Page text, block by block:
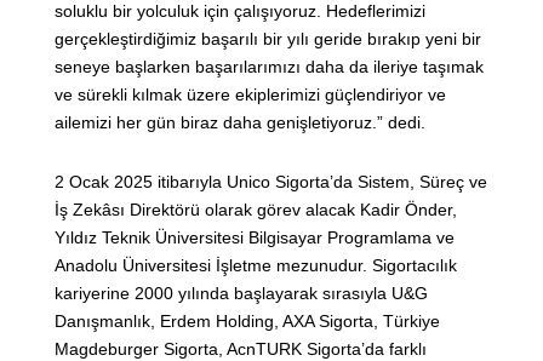
soluklu bir yolculuk için çalışıyoruz. Hedeflerimizi
gerçekleştirdiğimiz başarılı bir yılı geride bırakıp yeni bir
seneye başlarken başarılarımızı daha da ileriye taşımak
ve sürekli kılmak üzere ekiplerimizi güçlendiriyor ve
ailemizi her gün biraz daha genişletiyoruz.” dedi.
2 Ocak 2025 itibarıyla Unico Sigorta’da Sistem, Süreç ve
İş Zekâsı Direktörü olarak görev alacak Kadir Önder,
Yıldız Teknik Üniversitesi Bilgisayar Programlama ve
Anadolu Üniversitesi İşletme mezunudur. Sigortacılık
kariyerine 2000 yılında başlayarak sırasıyla U&G
Danışmanlık, Erdem Holding, AXA Sigorta, Türkiye
Magdeburger Sigorta, AcnTURK Sigorta’da farklı